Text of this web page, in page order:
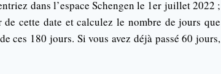
dans l’espace Schengen le 1er juillet 2022 ;
cette date et calculez le nombre de jours que
ces 180 jours. Si vous avez déjà passé 60 jours,